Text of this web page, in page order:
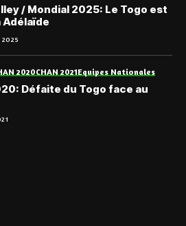
/ Mondial 2025: Le Togo est
Adélaïde
2025
2020CHAN 2021Equipes Nationales
Défaite du Togo face au